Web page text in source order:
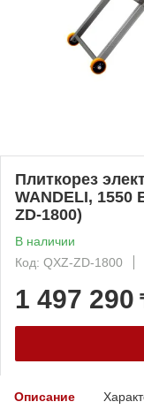
Плиткорез
WANDELI, 1550
ZD-1800)
В наличии
Код: QXZ-ZD-1800
1 497 290
Описание